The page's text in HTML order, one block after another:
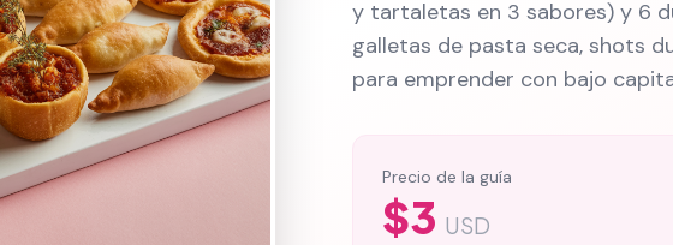
y tartaletas en 3 sabores) y 6
galletas de pasta seca, shots
para emprender con bajo
Precio de la guía
$3 USD